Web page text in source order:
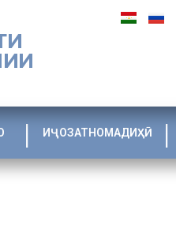
ИҶОЗАТНОМАДИҲӢ